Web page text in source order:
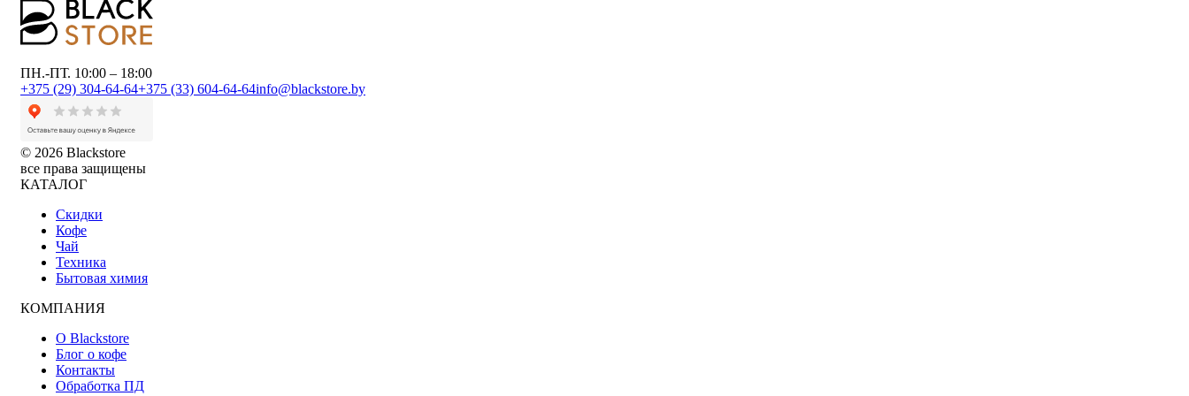
ПН.-ПТ. 10:00 – 18:00
+375 (29) 304-64-64+375 (33) 604-64-64info@blackstore.by
© 2026 Blackstore
все права защищены
КАТАЛОГ
Скидки
Кофе
Чай
Техника
Бытовая химия
КОМПАНИЯ
О Blackstore
Блог о кофе
Контакты
Обработка ПД